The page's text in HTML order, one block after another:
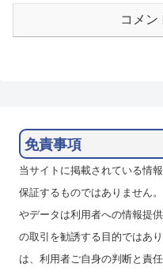
コメン
免責事項
当サイトに掲載されている情
保証するものではありません
やデータは利用者への情報提
の取引を勧誘する目的ではあ
は、利用者ご自身の判断と責